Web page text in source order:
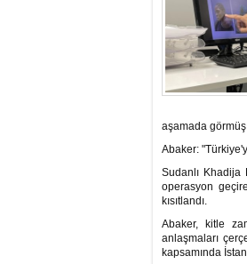
aşamada
Abaker:
Sudanlı
operasyon
kısıtlandı.
Abaker, kitle
anlaşmaları
kapsamında